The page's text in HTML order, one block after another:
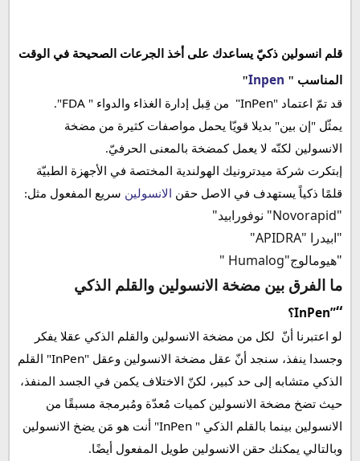
مميزات قلم حقن الانسولين "InPen"
ما هو معامل الكارب؟
كيفية حساب معامل الكارب
قلم انسولين ذكيّ يساعدك على أخذ الجرعات الصحيحة في الوقت
المناسب "
Inpen
"
قد تمّ اعتماد "InPen" من قِبل إدارة الغذاء والدواء " FDA
".
يمثّل "إن بين" بديلا قويّا يحمل مواصفات كثيرة من مضخة
الانسولين لكنّه لا يعمل كمضخة بالمعنى الحرفيّ.
إبتكرت شركة ميدترونيك الهولندية المختصة في الأجهزة الطبيّة
قلمًا ذكياً يستهدف في الاصل حقن الانسولين سريع المفعول مثل:
"
Novorapid" نوفورابيد"
"ابيدرا "APIDRA
"
"هيومالوج"Humalog
"
ما الفرق بين مضخة الانسولين والقلم الذكي
“
InPen”؟
لو اعتبرنا أنّ لكل من مضخة الانسولين والقلم الذكي عقلا يفكر
وجسدا ينفذ، سنجد أنّ عقل مضخة الانسولين وعقل "InPen" القلم
الذكي متشابه إلى حد كبير، لكنّ الاختلاف يكمن في الجسد المنفذ،
حيث تضخ مضخة الانسولين كميات مُعدّة ومُبرمجة مسبقًا من
الانسولين بينما بالقلم الذكي " InPen" أنت هو مَن يضخ الانسولين
وبالتالي يمكنك حقن الانسولين طويل المفعول أيضًا.